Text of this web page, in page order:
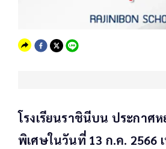
โรงเรียนราชินีบน ประกาศ
พิเศษในวันที่ 13 ก.ค. 2566